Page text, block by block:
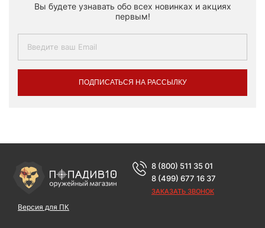
Вы будете узнавать обо всех новинках и акциях
первым!
ПОДПИСАТЬСЯ НА РАССЫЛКУ
Версия для ПК
8 (800) 511 35 01
8 (499) 677 16 37
ЗАКАЗАТЬ ЗВОНОК